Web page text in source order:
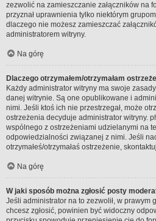
zezwolić na zamieszczanie załączników na
przyznał uprawnienia tylko niektórym
dlaczego nie możesz zamieszczać
administratorem witryny.
Na górę
Dlaczego otrzymałem/otrzymałam
Każdy administrator witryny ma swoje
danej witrynie. Są one opublikowane i
nimi. Jeśli ktoś ich nie przestrzegał, może
ostrzeżenia decyduje administrator witryny.
wspólnego z ostrzeżeniami udzielanymi na
odpowiedzialności związanej z nimi. Jeśli
otrzymałeś/otrzymałaś ostrzeżenie,
Na górę
W jaki sposób można zgłosić posty
Jeśli administrator na to zezwolił, w prawym
chcesz zgłosić, powinien być widoczny